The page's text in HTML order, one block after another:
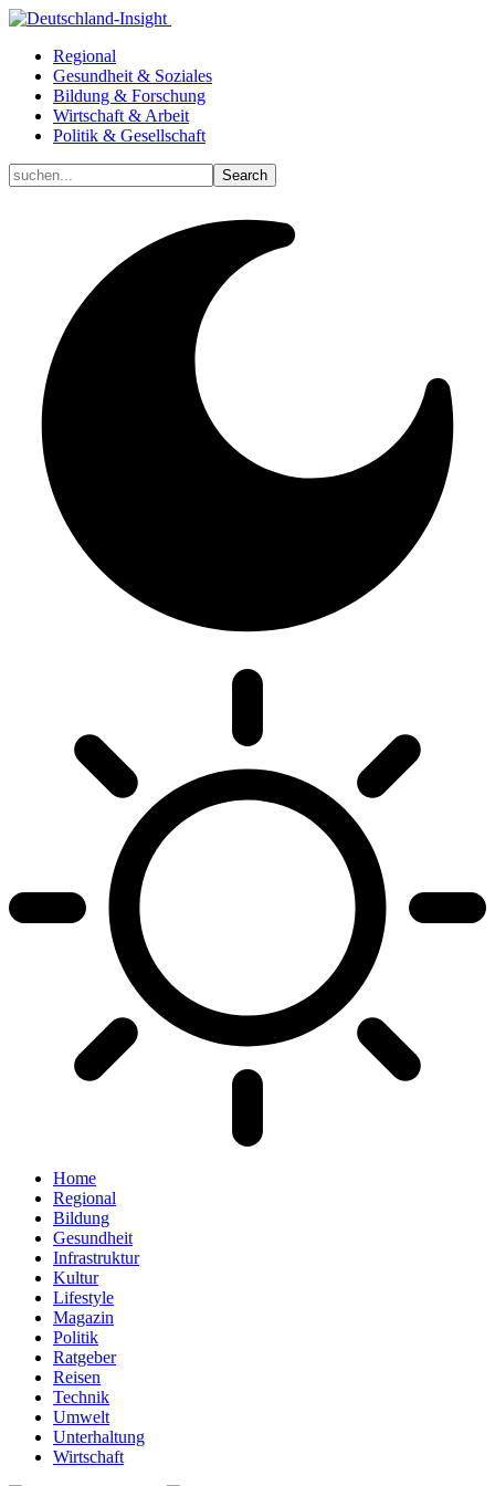
Regional
Gesundheit & Soziales
Bildung & Forschung
Wirtschaft & Arbeit
Politik & Gesellschaft
Home
Regional
Bildung
Gesundheit
Infrastruktur
Kultur
Lifestyle
Magazin
Politik
Ratgeber
Reisen
Technik
Umwelt
Unterhaltung
Wirtschaft